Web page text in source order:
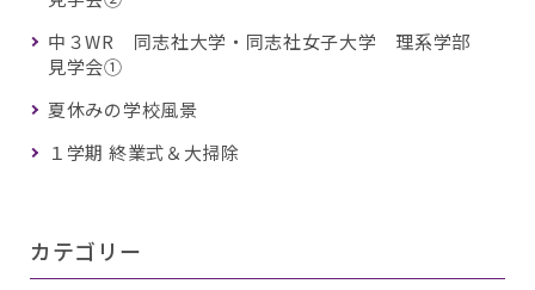
中３WR 同志社大学・同志社女子大学 理系学部
見学会①
夏休みの学校風景
１学期 終業式＆大掃除
カテゴリー